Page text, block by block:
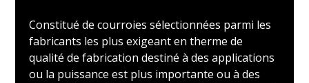
Constitué de courroies sélectionnées parmi les
fabricants les plus exigeant en therme de
qualité de fabrication destiné à des applications
ou la puissance est plus importante ou à des